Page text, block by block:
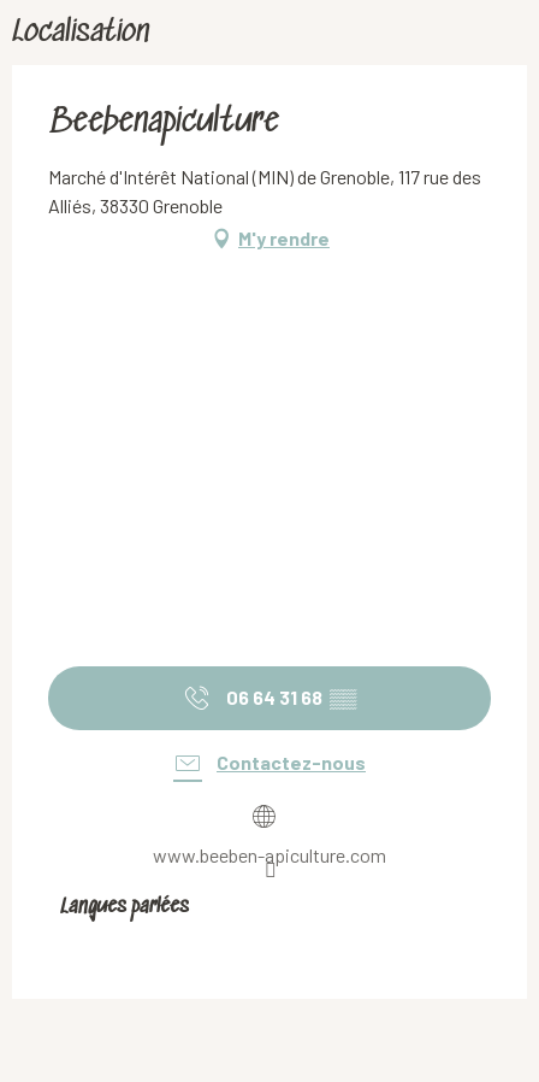
Localisation
Beebenapiculture
Marché d'Intérêt National (MIN) de Grenoble, 117 rue des
Alliés, 38330 Grenoble
M'y rendre
06 64 31 68 ▒▒
Contactez-nous
www.beeben-apiculture.com
Langues parlées
Langues parlées